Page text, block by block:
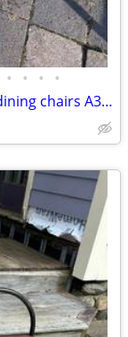
• • • •
(2) Upholstered Parson's armchairs / dining chairs A351